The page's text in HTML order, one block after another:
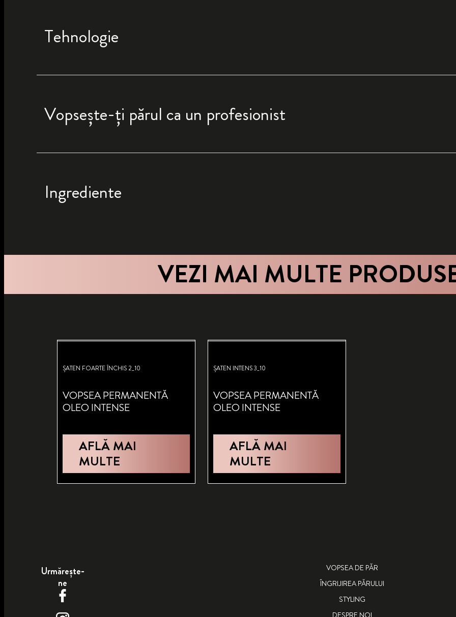
Tehnologie
Vopsește-ți părul ca un profesionist
Ingrediente
VEZI MAI MULTE
ȘATEN FOARTE ÎNCHIS 2_10
VOPSEA PERMANENTĂ
OLEO INTENSE
AFLĂ MAI
MULTE
ȘATEN INTENS 3_10
VOPSEA PERMANENTĂ
OLEO INTENSE
AFLĂ MAI
MULTE
Urmărește-
ne
VOPSEA DE PĂR
ÎNGRIJIREA PĂRULUI
STYLING
DESPRE NOI